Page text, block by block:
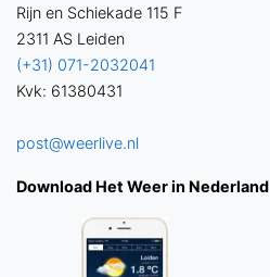
Rijn en Schiekade 115 F
2311 AS Leiden
(+31) 071-2032041
Kvk: 61380431
post@weerlive.nl
Download Het Weer in Nederland